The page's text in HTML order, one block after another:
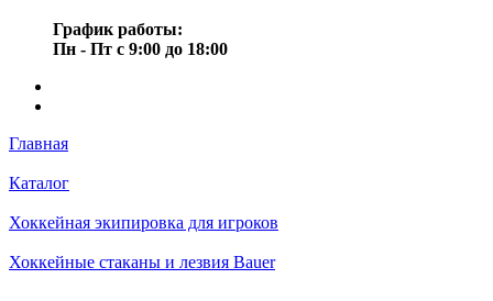
График работы:
Пн - Пт с 9:00 до 18:00
Главная
Каталог
Хоккейная экипировка для игроков
Хоккейные стаканы и лезвия Bauer